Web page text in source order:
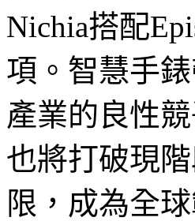
Nichia搭配
項。智慧手
產業的良性
也將打破現
限，成為全